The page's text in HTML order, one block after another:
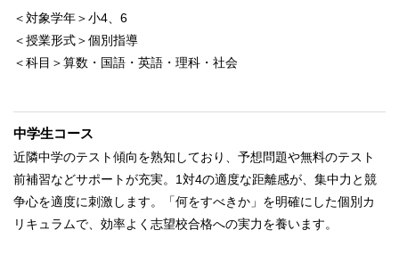
＜対象学年＞小4、6
＜授業形式＞個別指導
＜科目＞算数・国語・英語・理科・社会
中学生コース
近隣中学のテスト傾向を熟知しており、予想問題や無料のテスト
前補習などサポートが充実。1対4の適度な距離感が、集中力と競
争心を適度に刺激します。「何をすべきか」を明確にした個別カ
リキュラムで、効率よく志望校合格への実力を養います。